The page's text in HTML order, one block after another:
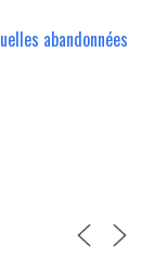
abandonnées